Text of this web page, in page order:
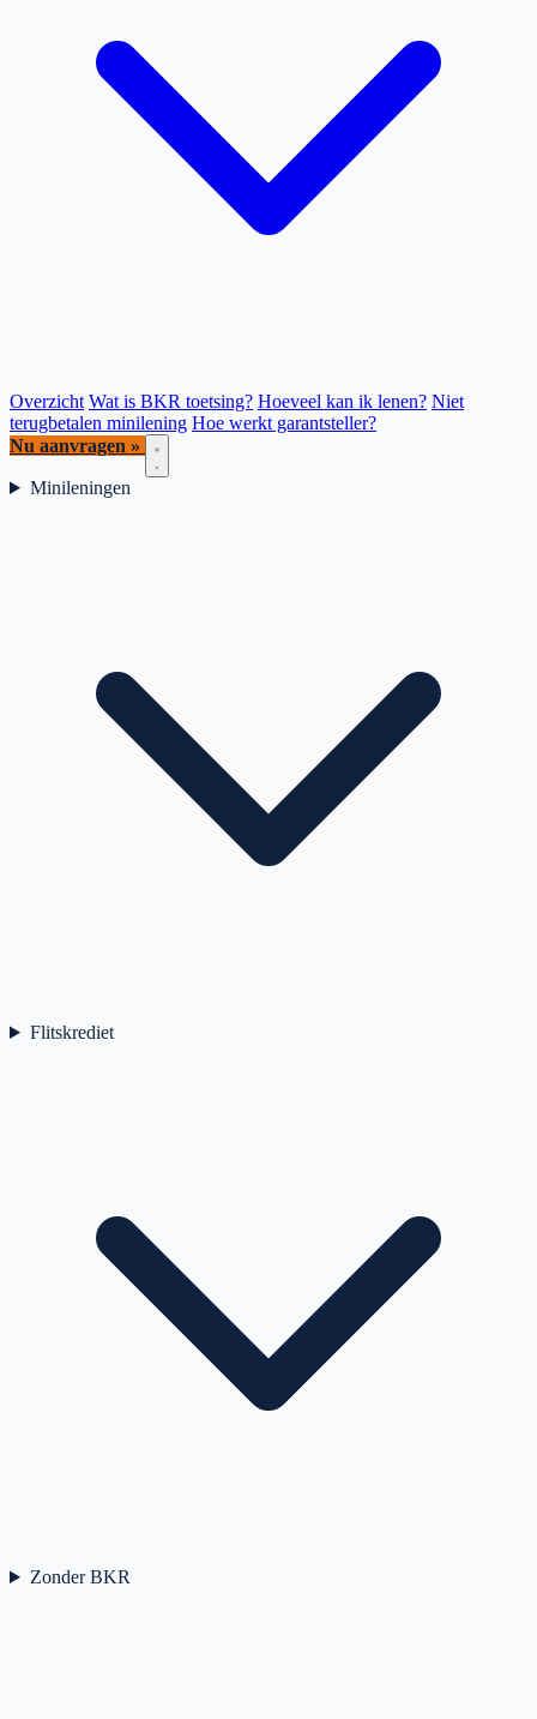
Overzicht Wat is BKR toetsing? Hoeveel kan ik lenen? Niet
terugbetalen minilening Hoe werkt garantsteller?
Nu aanvragen »
Minileningen
Flitskrediet
Zonder BKR